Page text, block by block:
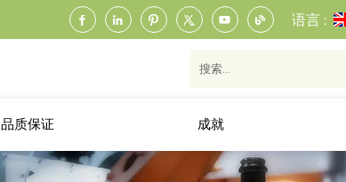
语言 :
品质保证 成就